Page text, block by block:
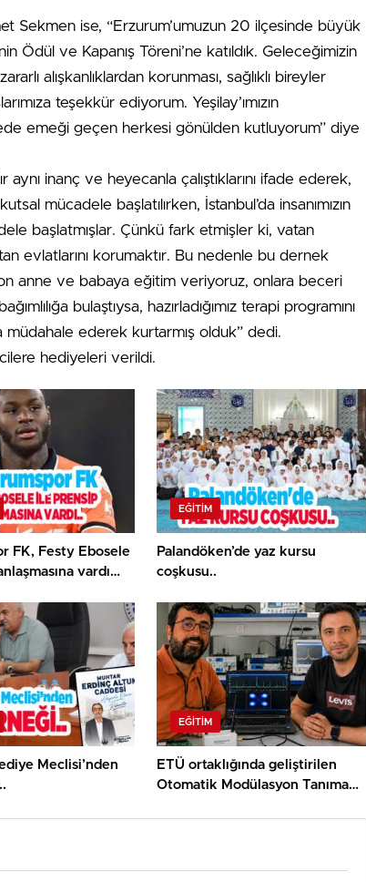
Sekmen ise, “Erzurum’umuzun 20 ilçesinde büyük
Ödül ve Kapanış Töreni’ne katıldık. Geleceğimizin
alışkanlıklardan korunması, sağlıklı bireyler
teşekkür ediyorum. Yeşilay’ımızın
emeği geçen herkesi gönülden kutluyorum” diye
inanç ve heyecanla çalıştıklarını ifade ederek,
mücadele başlatılırken, İstanbul’da insanımızın
başlatmışlar. Çünkü fark etmişler ki, vatan
evlatlarını korumaktır. Bu nedenle bu dernek
anne ve babaya eğitim veriyoruz, onlara beceri
bulaştıysa, hazırladığımız terapi programını
ederek kurtarmış olduk” dedi.
hediyeleri verildi.
FK, Festy Ebosele
vardı…
EĞITIM
Palandöken’de yaz kursu
coşkusu..
Meclisi’nden
EĞITIM
ETÜ ortaklığında geliştirilen
Otomatik Modülasyon Tanıma